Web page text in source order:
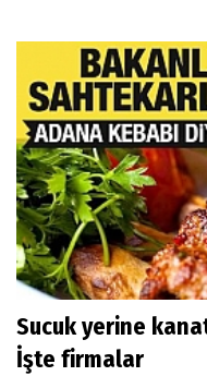
Sucuk yerine
İşte firmalar